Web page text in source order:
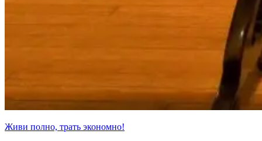
Живи полно, трать экономно!